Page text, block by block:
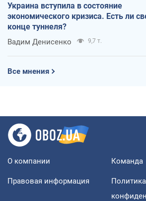
Украина вступила в состояние
экономического кризиса. Есть ли
конце туннеля?
Вадим Денисенко 9,7 т.
Все мнения
О компании Команда
Правовая информация
Политика